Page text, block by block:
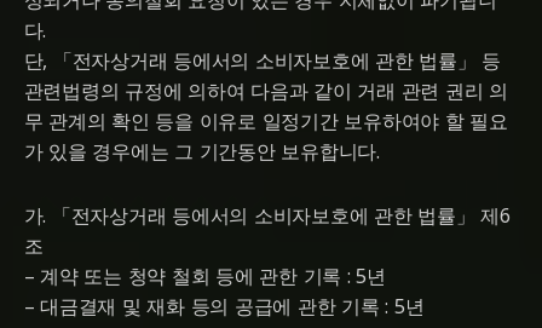
다.
단, 「전자상거래 등에서의 소비자보호에 관한 법률」 등
관련법령의 규정에 의하여 다음과 같이 거래 관련 권리 의
무 관계의 확인 등을 이유로 일정기간 보유하여야 할 필요
가 있을 경우에는 그 기간동안 보유합니다.
가. 「전자상거래 등에서의 소비자보호에 관한 법률」 제6
조
– 계약 또는 청약 철회 등에 관한 기록 : 5년
– 대금결재 및 재화 등의 공급에 관한 기록 : 5년